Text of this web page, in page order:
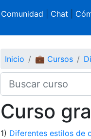
Comunidad Chat
Inicio 💼 Cursos
Curso
1) Diferentes estilos de